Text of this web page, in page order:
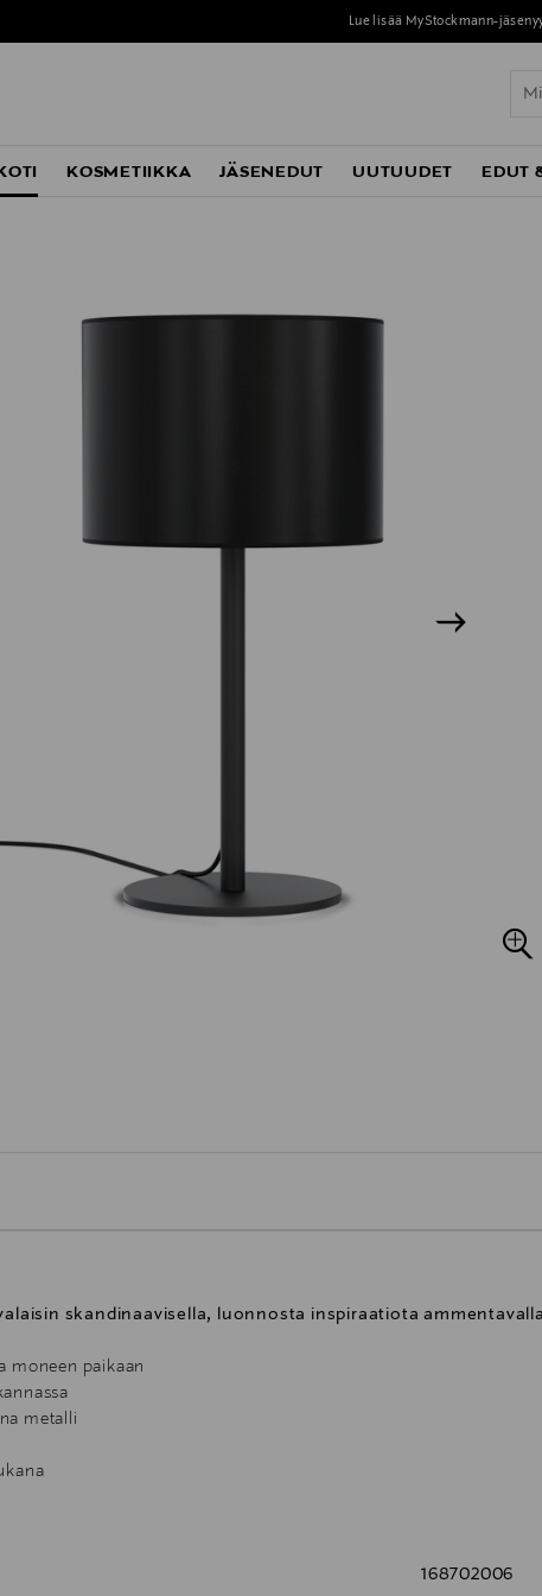
Lue lisää MyStockmann-
KOSMETIIKKA JÄSENEDUT UUTUUDET EDUT
skandinaavisella, luonnosta inspiraatiota
moneen paikaan
metalli
168702006